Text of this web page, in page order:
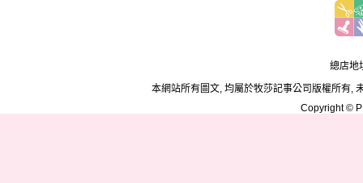
總店地
本網站所有圖文, 均屬於牧莎記事公司版權所有,
Copyright ©